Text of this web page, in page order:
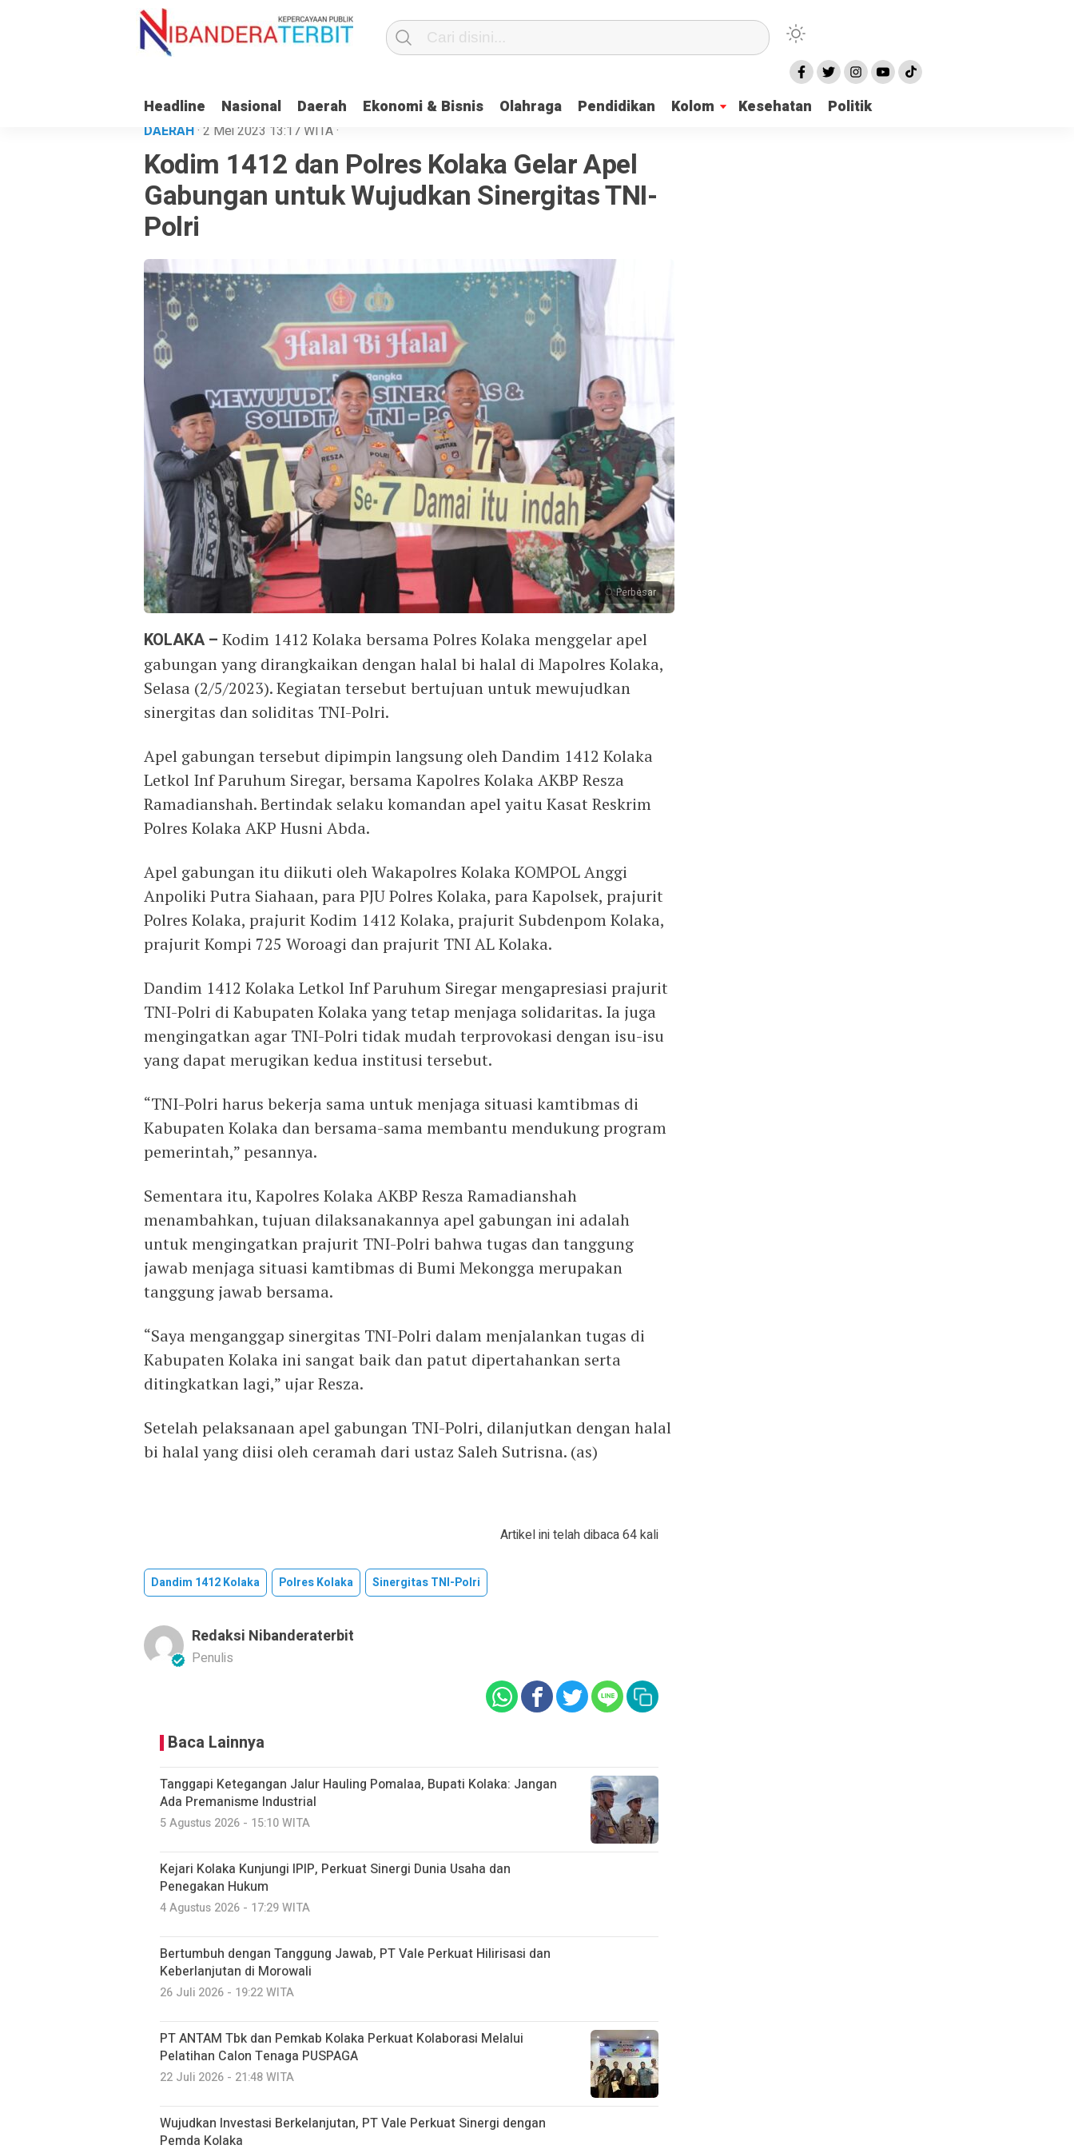
Headline Nasional Daerah Ekonomi & Bisnis Olahraga Pendidikan Kolom Kesehatan Politik
DAERAH· 2 Mei 2023 13:17 WITA·
Kodim 1412 dan Polres Kolaka Gelar Apel
Gabungan untuk Wujudkan Sinergitas TNI-
Polri
Perbesar
KOLAKA – Kodim 1412 Kolaka bersama Polres Kolaka menggelar apel
gabungan yang dirangkaikan dengan halal bi halal di Mapolres Kolaka,
Selasa (2/5/2023). Kegiatan tersebut bertujuan untuk mewujudkan
sinergitas dan soliditas TNI-Polri.
Apel gabungan tersebut dipimpin langsung oleh Dandim 1412 Kolaka
Letkol Inf Paruhum Siregar, bersama Kapolres Kolaka AKBP Resza
Ramadianshah. Bertindak selaku komandan apel yaitu Kasat Reskrim
Polres Kolaka AKP Husni Abda.
Apel gabungan itu diikuti oleh Wakapolres Kolaka KOMPOL Anggi
Anpoliki Putra Siahaan, para PJU Polres Kolaka, para Kapolsek, prajurit
Polres Kolaka, prajurit Kodim 1412 Kolaka, prajurit Subdenpom Kolaka,
prajurit Kompi 725 Woroagi dan prajurit TNI AL Kolaka.
Dandim 1412 Kolaka Letkol Inf Paruhum Siregar mengapresiasi prajurit
TNI-Polri di Kabupaten Kolaka yang tetap menjaga solidaritas. Ia juga
mengingatkan agar TNI-Polri tidak mudah terprovokasi dengan isu-isu
yang dapat merugikan kedua institusi tersebut.
“TNI-Polri harus bekerja sama untuk menjaga situasi kamtibmas di
Kabupaten Kolaka dan bersama-sama membantu mendukung program
pemerintah,” pesannya.
Sementara itu, Kapolres Kolaka AKBP Resza Ramadianshah
menambahkan, tujuan dilaksanakannya apel gabungan ini adalah
untuk mengingatkan prajurit TNI-Polri bahwa tugas dan tanggung
jawab menjaga situasi kamtibmas di Bumi Mekongga merupakan
tanggung jawab bersama.
“Saya menganggap sinergitas TNI-Polri dalam menjalankan tugas di
Kabupaten Kolaka ini sangat baik dan patut dipertahankan serta
ditingkatkan lagi,” ujar Resza.
Setelah pelaksanaan apel gabungan TNI-Polri, dilanjutkan dengan halal
bi halal yang diisi oleh ceramah dari ustaz Saleh Sutrisna. (as)
Artikel ini telah dibaca 64 kali
Dandim 1412 Kolaka Polres Kolaka Sinergitas TNI-Polri
Redaksi Nibanderaterbit
Penulis
Baca Lainnya
Tanggapi Ketegangan Jalur Hauling Pomalaa, Bupati Kolaka: Jangan
Ada Premanisme Industrial
5 Agustus 2026 - 15:10 WITA
Kejari Kolaka Kunjungi IPIP, Perkuat Sinergi Dunia Usaha dan
Penegakan Hukum
4 Agustus 2026 - 17:29 WITA
Bertumbuh dengan Tanggung Jawab, PT Vale Perkuat Hilirisasi dan
Keberlanjutan di Morowali
26 Juli 2026 - 19:22 WITA
PT ANTAM Tbk dan Pemkab Kolaka Perkuat Kolaborasi Melalui
Pelatihan Calon Tenaga PUSPAGA
22 Juli 2026 - 21:48 WITA
Wujudkan Investasi Berkelanjutan, PT Vale Perkuat Sinergi dengan
Pemda Kolaka